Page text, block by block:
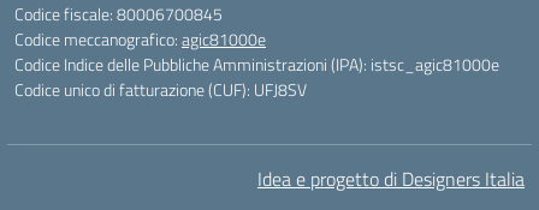
Codice fiscale: 80006700845
Codice meccanografico:agic81000e
Codice Indice delle Pubbliche Amministrazioni (IPA): istsc_agic81000e
Codice unico di fatturazione (CUF): UFJ8SV
Idea e progetto di Designers Italia